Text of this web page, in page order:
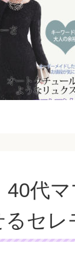
40代
るセレ